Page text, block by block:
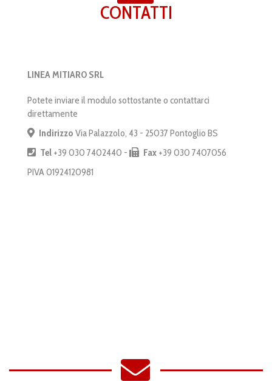
CONTATTI
LINEA MITIARO SRL
Potete inviare il modulo sottostante o contattarci
direttamente
Indirizzo Via Palazzolo, 43 - 25037 Pontoglio BS
Tel +39 030 7402440 - Fax +39 030 7407056
PIVA 01924120981